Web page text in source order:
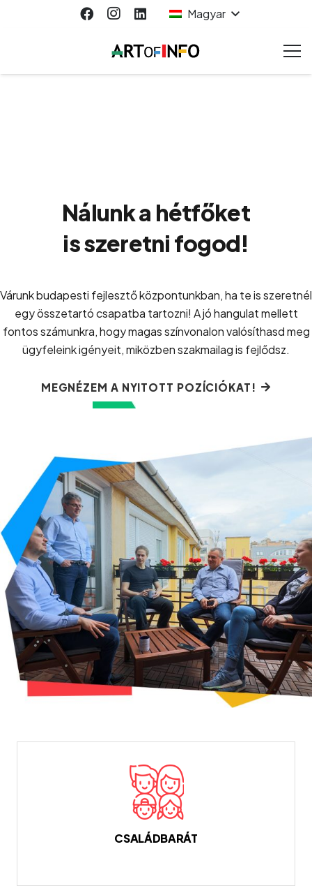
Magyar
Nálunk a hétfőket
is szeretni fogod!
Várunk budapesti fejlesztő központunkban, ha te is szeretnél
egy összetartó csapatba tartozni! A jó hangulat mellett
fontos számunkra,hogymagas színvonalon valósíthasd meg
ügyfeleink igényeit,miközben szakmailag is fejlődsz.
MEGNÉZEM A NYITOTT POZÍCIÓKAT!
CSALÁDBARÁT